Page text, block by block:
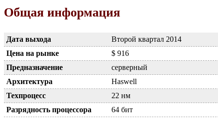
Общая информация
Дата выхода
Второй квартал 2014
Цена на рынке
$ 916
Предназначение
серверный
Архитектура
Haswell
Техпроцесс
22 нм
Разрядность процессора
64 бит